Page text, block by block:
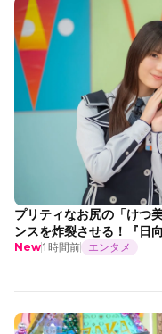
プリティなお尻の「けつ
ンスを炸裂させる！『日
New1時間前 エンタメ